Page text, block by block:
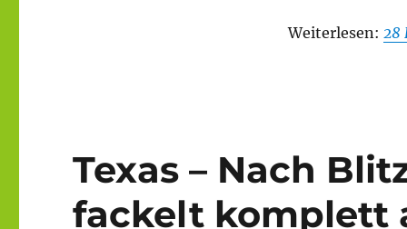
Weiterlesen: 28
Texas – Nach
fackelt komplett